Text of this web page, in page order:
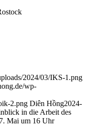
2024/03/IKS-1.png
wp-
2.png Diên Hồng2024-
in die Arbeit des
Mai um 16 Uhr